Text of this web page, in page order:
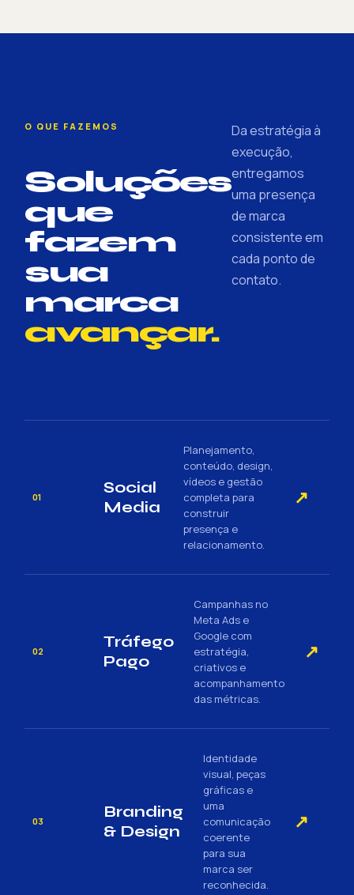
O QUE FAZEMOS
Soluções
que
fazem
sua
marca
avançar.
Da estratégia à
execução,
entregamos
uma presença
de marca
consistente em
cada ponto de
contato.
01
Social
Media
Planejamento,
conteúdo, design,
vídeos e gestão
completa para
construir
presença e
relacionamento.
↗
02
Tráfego
Pago
Campanhas no
Meta Ads e
Google com
estratégia,
criativos e
acompanhamento
das métricas.
↗
03
Branding
& Design
Identidade
visual, peças
gráficas e
uma
comunicação
coerente
para sua
marca ser
reconhecida.
↗